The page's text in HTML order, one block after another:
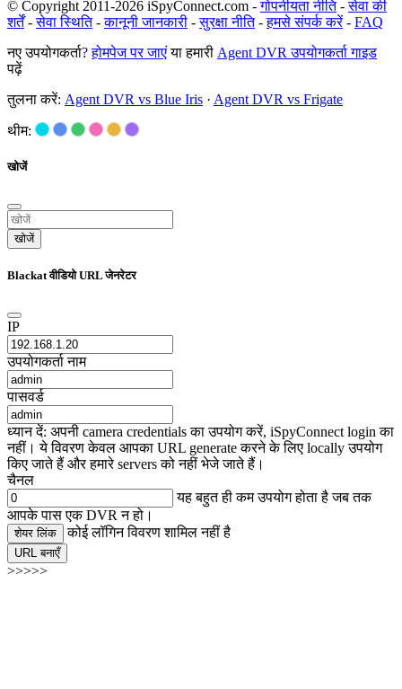
© Copyright 2011-2026 iSpyConnect.com -गोपनीयता नीति-सेवा की
शर्तें-सेवा स्थिति-कानूनी जानकारी -सुरक्षा नीति-हमसे संपर्क करें- FAQ
नए उपयोगकर्ता?होमपेज पर जाएंया हमारी Agent DVR उपयोगकर्ता गाइड
पढ़ें
तुलना करें: Agent DVR vs Blue Iris · Agent DVR vs Frigate
थीम:
खोजें
खोजें
Blackat वीडियो URL जेनरेटर
IP
उपयोगकर्ता नाम
पासवर्ड
ध्यान दें: अपनी camera credentials का उपयोग करें, iSpyConnect login का
नहीं। ये विवरण केवल आपका URL generate करने के लिए locally उपयोग
किए जाते हैं और हमारे servers को नहीं भेजे जाते हैं।
चैनल
यह बहुत ही कम उपयोग होता है जब तक
आपके पास एक DVR न हो।
शेयर लिंक कोई लॉगिन विवरण शामिल नहीं है
URL बनाएँ
>>>>>